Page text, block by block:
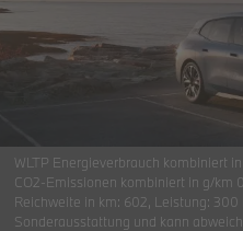
WLTP Energieverbrauch kombiniert
CO2-Emissionen kombiniert in g/km 0
Reichweite in km: 602 Leistung: 300
Sonderausstattung und kann